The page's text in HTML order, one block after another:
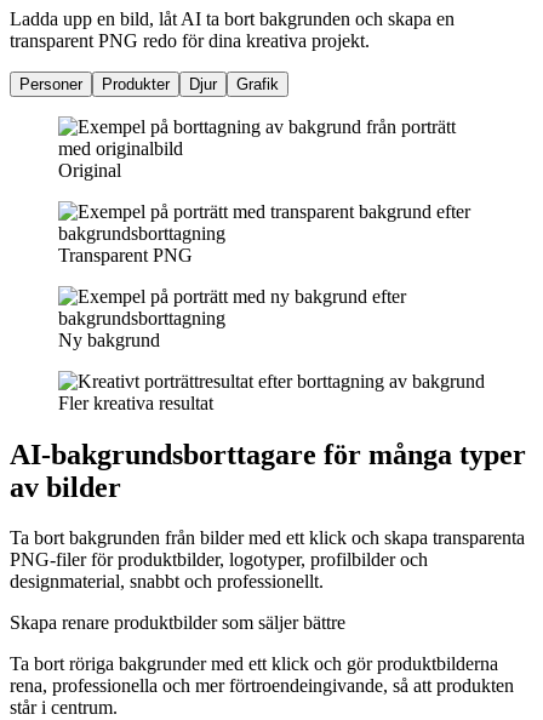
Ladda upp en bild, låt AI ta bort bakgrunden och skapa en
transparent PNG redo för dina kreativa projekt.
Personer Produkter Djur Grafik
Original
Transparent PNG
Ny bakgrund
Fler kreativa resultat
AI-bakgrundsborttagare för många typer
av bilder
Ta bort bakgrunden från bilder med ett klick och skapa transparenta
PNG-filer för produktbilder, logotyper, profilbilder och
designmaterial, snabbt och professionellt.
Skapa renare produktbilder som säljer bättre
Ta bort röriga bakgrunder med ett klick och gör produktbilderna
rena, professionella och mer förtroendeingivande, så att produkten
står i centrum.